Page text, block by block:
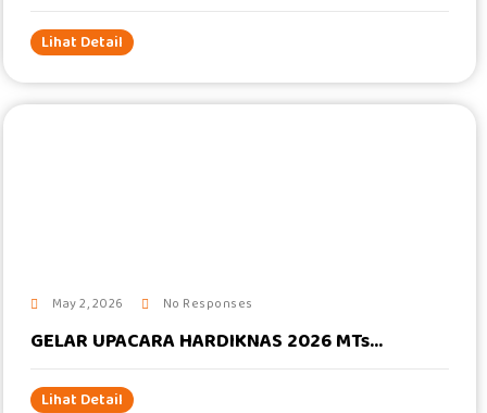
Lihat Detail
May 2, 2026 No Responses
GELAR UPACARA HARDIKNAS 2026 MTs...
Lihat Detail